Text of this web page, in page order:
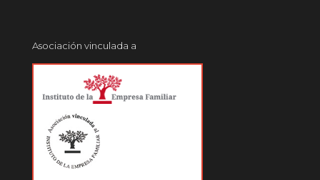
Asociación vinculada a